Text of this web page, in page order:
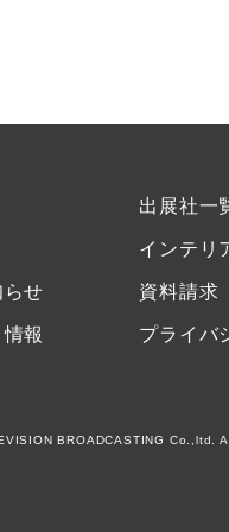
せ
報
出展社一
インテリ
資料請求
プライバ
BROADCASTING Co.,ltd.